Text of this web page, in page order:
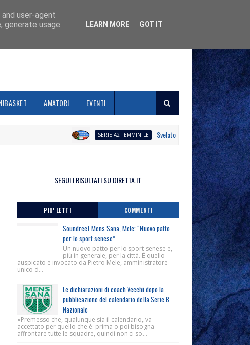
AMATORI EVENTI
SERIE A2 FEMMINILE Svelato il calendario la Polisportiva Galli
SEGUI I RISULTATI SU DIRETTA.IT
PIU' LETTI COMMENTI
Soundreef Mens Sana, Mele: “Nuovo patto
per lo sport senese”
Un nuovo patto per lo sport senese e,
più in generale, per la città. È quello
auspicato e invocato da Pietro Mele, amministratore
unico d...
Le dichiarazioni di coach Vecchi dopo la
pubblicazione del calendario della Serie B
Nazionale
«Premesso che, qualunque sia il calendario, va
accettato per quello che è: prima o poi bisogna
affrontare tutte le squadre, quindi non ci so...
user-agent
generate usage
LEARN MORE GOT IT